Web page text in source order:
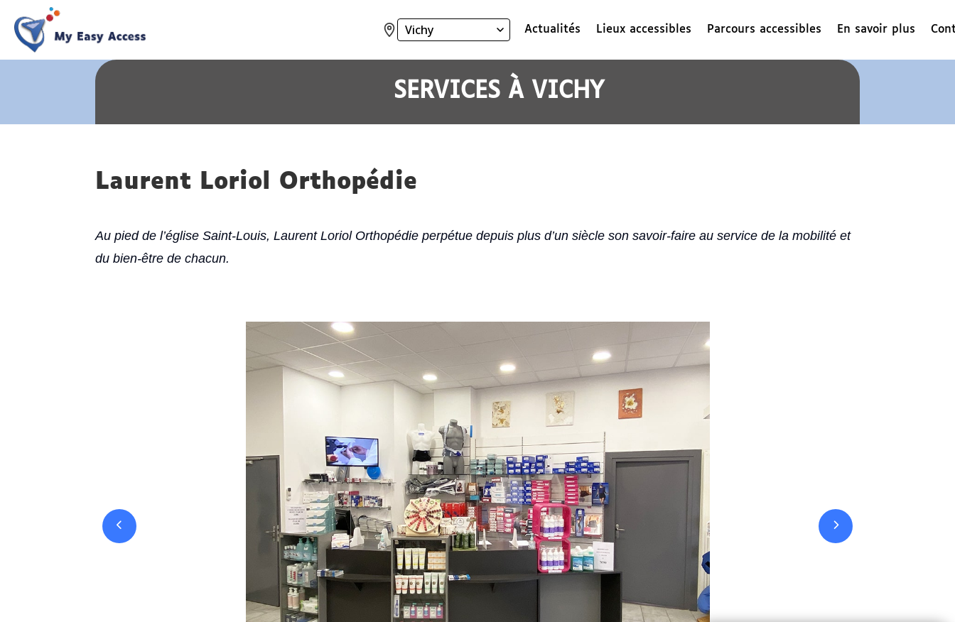
Ville
Actualités Lieux accessibles Parcours accessibles En savoir plus
SERVICES ÀVICHY
Laurent Loriol Orthopédie
Au pied de l’église Saint-Louis, Laurent Loriol Orthopédie perpétue depuis plus d’un siècle son savoir-faire au service de la mobilité et
du bien-être de chacun.